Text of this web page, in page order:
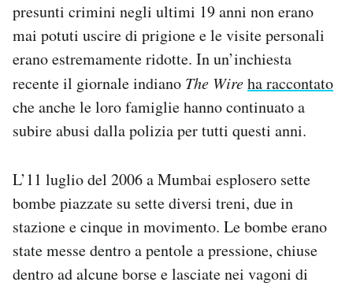
presunti crimini negli ultimi 19 anni non erano
mai potuti uscire di prigione e le visite personali
erano estremamente ridotte. In un’inchiesta
recente il giornale indiano The Wireha raccontato
che anche le loro famiglie hanno continuato a
subire abusi dalla polizia per tutti questi anni.
L’11 luglio del 2006 a Mumbai esplosero sette
bombe piazzate su sette diversi treni, due in
stazione e cinque in movimento. Le bombe erano
state messe dentro a pentole a pressione, chiuse
dentro ad alcune borse e lasciate nei vagoni di